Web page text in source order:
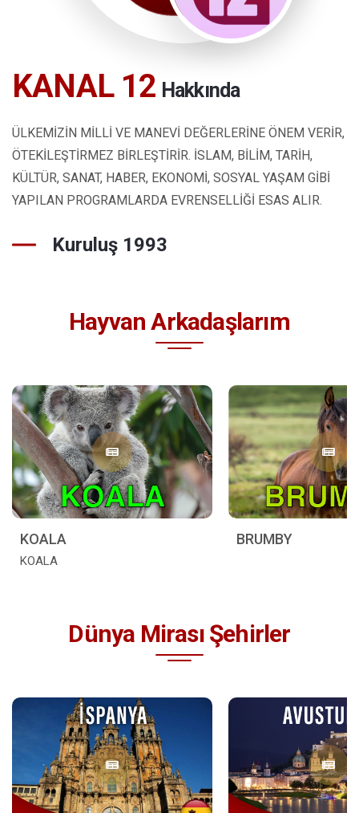
KANAL 12 Hakkında
ÜLKEMİZİN MİLLİ VE MANEVİ DEĞERLERİNE ÖNEM VERİR,
ÖTEKİLEŞTİRMEZ BİRLEŞTİRİR. İSLAM, BİLİM, TARİH,
KÜLTÜR, SANAT, HABER, EKONOMİ, SOSYAL YAŞAM GİBİ
YAPILAN PROGRAMLARDA EVRENSELLİĞİ ESAS ALIR.
Kuruluş 1993
Hayvan Arkadaşlarım
KOALA
KOALA
BRUMBY
Dünya Mirası Şehirler